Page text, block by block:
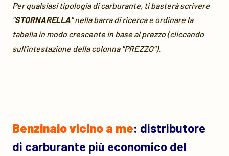
Per qualsiasi tipologia di carburante, ti basterà scrivere
"STORNARELLA" nella barra di ricerca e ordinare la
tabella in modo crescente in base al prezzo (cliccando
sull'intestazione della colonna "PREZZO").
Benzinaio vicino a me: distributore
di carburante più economico del